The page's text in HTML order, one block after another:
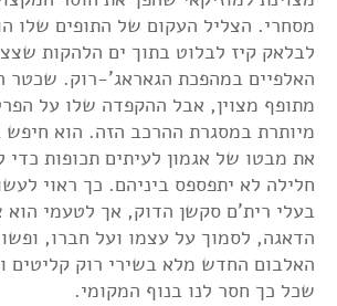
מסחרי. הצליל העקום של התופים שלו
לבלאק קיז לבלוט בתוך ים הלהקות
האלפיים במהפכת הגאראג'-רוק. שכטר
מתופף מצוין, אבל ההקפדה שלו על
מיותרת במסגרת ההרכב הזה. הוא
את מבטו של אגמון לעיתים תכופות
חלילה לא יתפספס ביניהם. כך ראוי
בעלי רית'ם סקשן הדוק, אך לטעמי
הדאגה, לסמוך על עצמו ועל חברו,
האלבום החדש מלא בשירי רוק קליטים
שכל כך חסר לנו בנוף המקומי.